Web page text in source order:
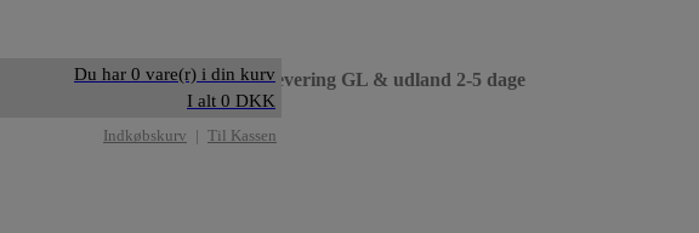
Du har 0 vare(r) i din kurv
I alt 0 DKK
Indkøbskurv | Til Kassen
• Levering DK dag til dag
• Levering GL & udland 2-5 dage